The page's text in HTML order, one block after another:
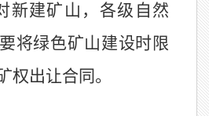
新建矿山，各级自然
将绿色矿山建设时限
权出让合同。